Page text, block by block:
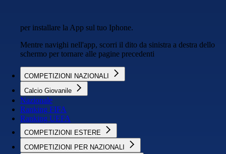
per installare la App sul tuo Iphone.
Mentre navighi nell'app, scorri il dito da sinistra a destra dello
schermo per tornare alle pagine precedenti
COMPETIZIONI NAZIONALI
Calcio Giovanile
Nazionale
Ranking FIFA
Ranking UEFA
COMPETIZIONI ESTERE
COMPETIZIONI PER NAZIONALI